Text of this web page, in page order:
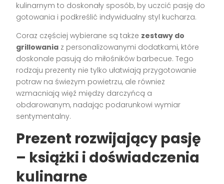
kulinarnym to doskonały sposób, by uczcić pasję do
gotowania i podkreślić indywidualny styl kucharza.
Coraz częściej wybierane są także zestawy do
grillowania z personalizowanymi dodatkami, które
doskonale pasują do miłośników barbecue. Tego
rodzaju prezenty nie tylko ułatwiają przygotowanie
potraw na świeżym powietrzu, ale również
wzmacniają więź między darczyńcą a
obdarowanym, nadając podarunkowi wymiar
sentymentalny.
Prezent rozwijający pasję
– książki i doświadczenia
kulinarne